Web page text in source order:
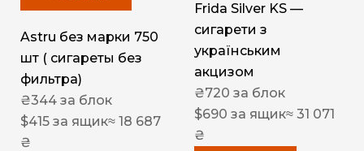
Astru без марки 750
шт ( сигареты без
фильтра)
₴344 за блок
$415 за ящик≈ 18 687
₴
Frida Silver KS —
сигарети з
українським
акцизом
₴720 за блок
$690 за ящик≈ 31 071
₴